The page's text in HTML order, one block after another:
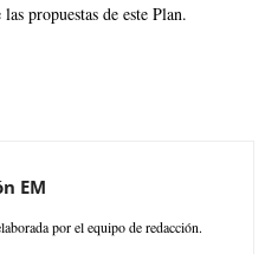
propuestas de este Plan.
EM
por el equipo de redacción.